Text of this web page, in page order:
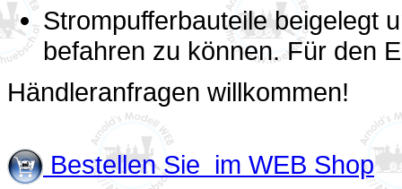
Strompufferbauteile beigelegt
befahren zu können. Für den
Händleranfragen willkommen!
Bestellen Sie im WEB Shop